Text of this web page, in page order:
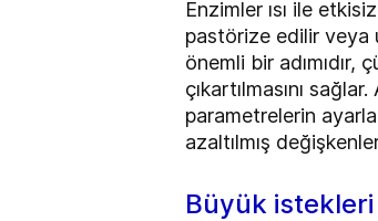
Enzimler ısı ile
pastörize edilir veya
önemli bir adımıdır,
çıkartılmasını
parametrelerin
azaltılmış
Büyük